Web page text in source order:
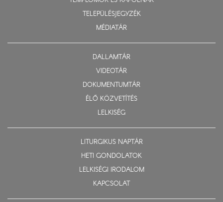
TELEPÜLÉSJEGYZÉK
MÉDIATÁR
DALLAMTÁR
VIDEOTÁR
DOKUMENTUMTÁR
ÉLŐ KÖZVETÍTÉS
LELKISÉG
LITURGIKUS NAPTÁR
HETI GONDOLATOK
LELKISÉGI IRODALOM
KAPCSOLAT